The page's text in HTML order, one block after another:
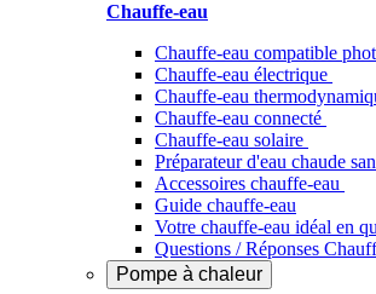
Chauffe-eau
Chauffe-eau compatible
Chauffe-eau électrique
Chauffe-eau
Chauffe-eau connecté
Chauffe-eau solaire
Préparateur d'eau chaude
Accessoires chauffe-eau
Guide chauffe-eau
Votre chauffe-eau idéal en
Questions / Réponses
Pompe à chaleur